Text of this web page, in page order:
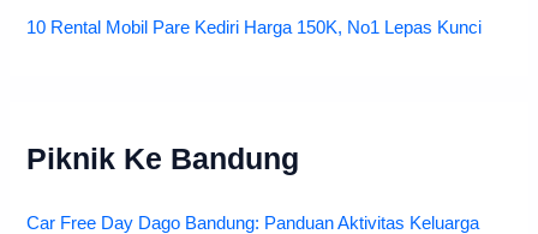
10 Rental Mobil Pare Kediri Harga 150K, No1 Lepas Kunci
Piknik Ke Bandung
Car Free Day Dago Bandung: Panduan Aktivitas Keluarga